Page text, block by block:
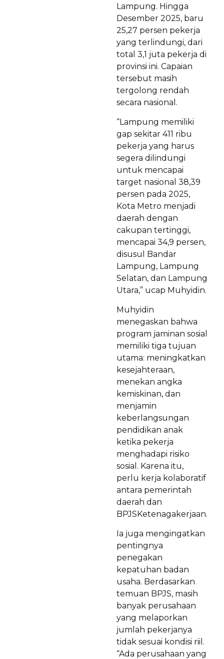
Lampung. Hingga
Desember 2025, baru
25,27 persen pekerja
yang terlindungi, dari
total 3,1 juta pekerja di
provinsi ini. Capaian
tersebut masih
tergolong rendah
secara nasional.
“Lampung memiliki
gap sekitar 411 ribu
pekerja yang harus
segera dilindungi
untuk mencapai
target nasional 38,39
persen pada 2025,
Kota Metro menjadi
daerah dengan
cakupan tertinggi,
mencapai 34,9 persen,
disusul Bandar
Lampung, Lampung
Selatan, dan Lampung
Utara,” ucap Muhyidin.
Muhyidin
menegaskan bahwa
program jaminan sosial
memiliki tiga tujuan
utama: meningkatkan
kesejahteraan,
menekan angka
kemiskinan, dan
menjamin
keberlangsungan
pendidikan anak
ketika pekerja
menghadapi risiko
sosial. Karena itu,
perlu kerja kolaboratif
antara pemerintah
daerah dan
BPJSKetenagakerjaan.
Ia juga mengingatkan
pentingnya
penegakan
kepatuhan badan
usaha. Berdasarkan
temuan BPJS, masih
banyak perusahaan
yang melaporkan
jumlah pekerjanya
tidak sesuai kondisi riil.
“Ada perusahaan yang